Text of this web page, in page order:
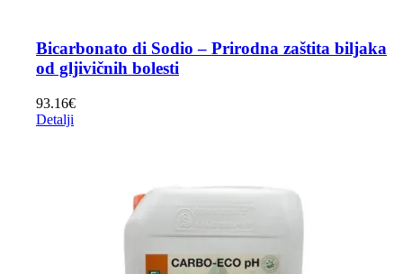
Bicarbonato di Sodio – Prirodna zaštita biljaka
od gljivičnih bolesti
93.16€
Detalji